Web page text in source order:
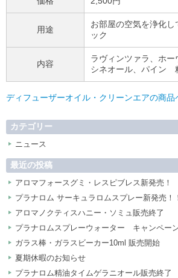
用途
お部屋の空気を浄化し
ック
内容
ラヴィンツァラ、ホー
シネオール、パイン
ディフューザーオイル・クリーンエアの商品
カテゴリー
ニュース
最近の投稿
アロマフォースグミ・レスピブレス新発売！
プラナロム サーキュラロムスプレー新発売！
アロマノクティスハニー・ソミュ販売終了
プラナロムスプレーウォーター キャンペー
ガラス棒・ガラスビーカー10ml 販売開始
夏期休暇のお知らせ
プラナロム精油タイムゲラニオール販売終了